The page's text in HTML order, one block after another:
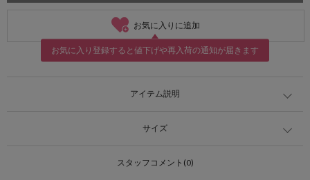
お気に入りに追加
お気に入り登録すると値下げや再入荷の通知が届きます
アイテム説明
サイズ
スタッフコメント(0)